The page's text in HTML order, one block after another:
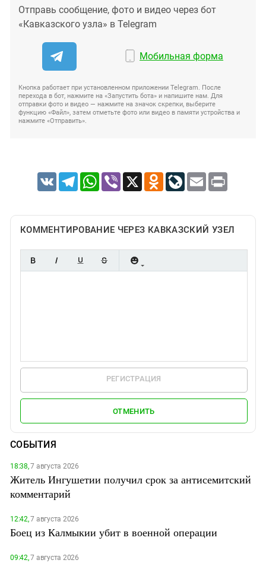
Отправь сообщение, фото и видео через бот
«Кавказского узла» в Telegram
Мобильная форма
Кнопка работает при установленном приложении Telegram. После
перехода в бот, нажмите на «Запустить бота» и напишите нам. Для
отправки фото и видео — нажмите на значок скрепки, выберите
функцию «Файл», затем отметьте фото или видео в памяти устройства и
нажмите «Отправить».
VK TelegramWhatsApp
Viber X Odnoklassniki
LiveJournal
Email Print
КОММЕНТИРОВАНИЕ ЧЕРЕЗ КАВКАЗСКИЙ УЗЕЛ
РЕГИСТРАЦИЯ
ОТМЕНИТЬ
СОБЫТИЯ
18:38,7 августа 2026
Житель Ингушетии получил срок за антисемитский
комментарий
12:42,7 августа 2026
Боец из Калмыкии убит в военной операции
09:42,7 августа 2026